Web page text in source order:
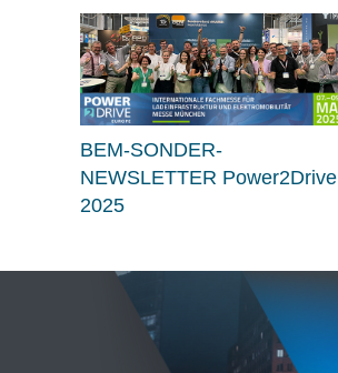
BEM-SONDER-
NEWSLETTER Power2Drive
2025